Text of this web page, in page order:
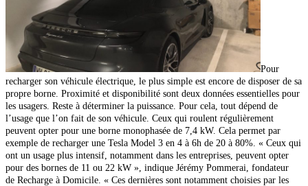
Pour
recharger son véhicule électrique, le plus simple est encore de disposer de sa
propre borne. Proximité et disponibilité sont deux données essentielles pour
les usagers. Reste à déterminer la puissance. Pour cela, tout dépend de
l’usage que l’on fait de son véhicule. Ceux qui roulent régulièrement
peuvent opter pour une borne monophasée de 7,4 kW. Cela permet par
exemple de recharger une Tesla Model 3 en 4 à 6h de 20 à 80%. « Ceux qui
ont un usage plus intensif, notamment dans les entreprises, peuvent opter
pour des bornes de 11 ou 22 kW », indique Jérémy Pommerai, fondateur
de Recharge à Domicile. « Ces dernières sont notamment choisies par les